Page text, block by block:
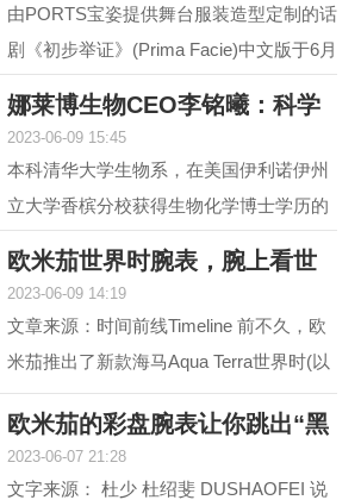
由PORTS宝姿提供舞台服装造型定制的话
剧《初步举证》(Prima Facie)中文版于6月
演帷幕。中文版话...
娜莱博生物CEO李铭曦：科学
2023-06-09 15:45
本科清华大学生物系，在美国伊利诺伊州
立大学香槟分校获得生物化学博士学历的
学成后，他长期从事...
欧米茄世界时腕表，腕上看世
2023-06-09 14:19
文章来源：时间前线Timeline 前不久，欧
米茄推出了新款海马Aqua Terra世界时(以
下简称，海马AT)。虽然，海马AT世界
时，之前在2017年就...
欧米茄的彩盘腕表让你跳出“黑
2023-06-07 21:28
文字来源： 杜少 杜绍斐 DUSHAOFEI 说